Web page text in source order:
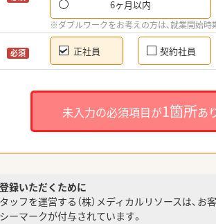
6ヶ月以内
※ダブルワークをお考えの方は、就業開始
必須 正社員 契約社員
未入力の必須項目が1箇所あ
録いただくために
ッフを運営する（株）メディカルリソースは、
ーマークが付与されています。